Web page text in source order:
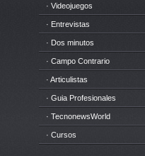
· Videojuegos
· Entrevistas
· Dos minutos
· Campo Contrario
· Articulistas
· Guia Profesionales
· TecnonewsWorld
· Cursos